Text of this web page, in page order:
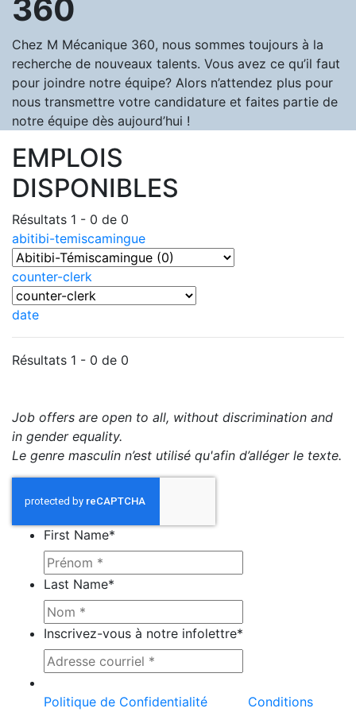
360
Chez M Mécanique 360, nous sommes toujours à la
recherche de nouveaux talents. Vous avez ce qu’il faut
pour joindre notre équipe? Alors n’attendez plus pour
nous transmettre votre candidature et faites partie de
notre équipe dès aujourd’hui !
EMPLOIS
DISPONIBLES
Résultats 1 - 0 de 0
abitibi-temiscamingue
counter-clerk
date
Résultats 1 - 0 de 0
Job offers are open to all, without discrimination and
in gender equality.
Le genre masculin n’est utilisé qu'afin d’alléger le texte.
First Name*
Last Name*
Inscrivez-vous à notre infolettre*
Politique de Confidentialité
Conditions